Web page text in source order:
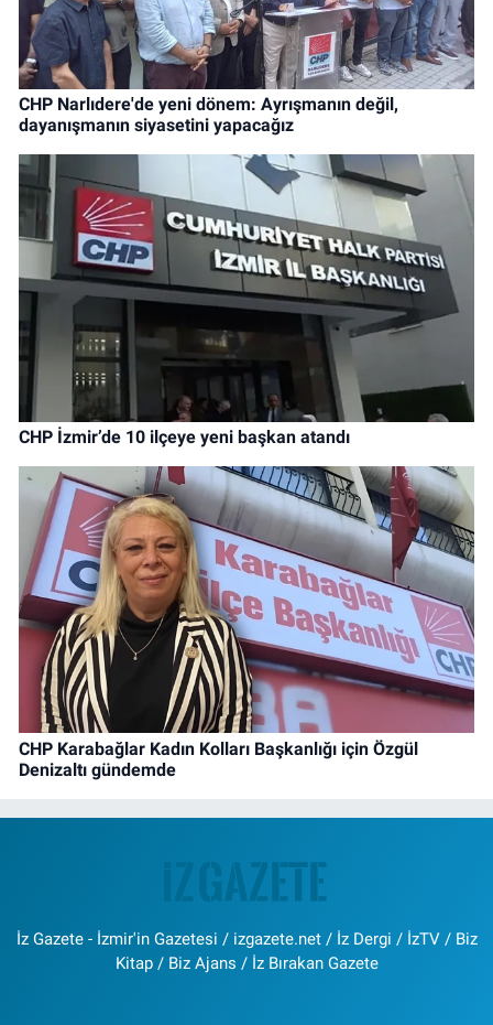
CHP Narlıdere'de yeni dönem: Ayrışmanın değil,
dayanışmanın siyasetini yapacağız
CHP İzmir’de 10 ilçeye yeni başkan atandı
CHP Karabağlar Kadın Kolları Başkanlığı için Özgül
Denizaltı gündemde
İz Gazete - İzmir'in Gazetesi / izgazete.net / İz Dergi / İzTV / Biz
Kitap / Biz Ajans / İz Bırakan Gazete